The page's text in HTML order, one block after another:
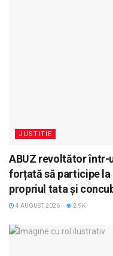
JUSTITIE
ABUZ revoltător într-
forțată să participe la
propriul tata și
4 AUGUST, 2026 2.9K